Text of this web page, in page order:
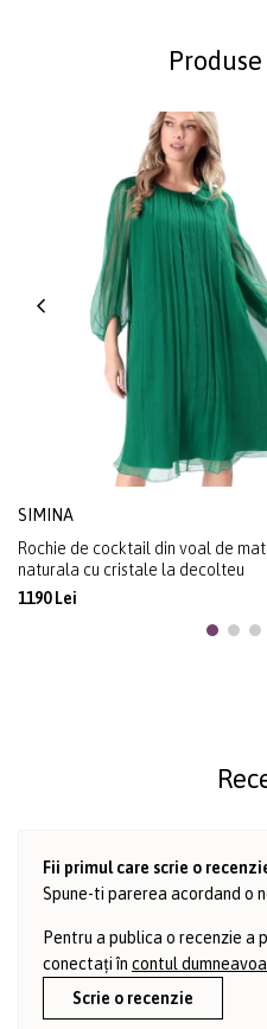
SIMINA
Rochie de cocktail din voal de
naturala cu cristale la decolteu
1190 Lei
Fii primul care scrie o
Spune-ti parerea acordand o
Pentru a publica o recenzie a
conectați în contul
Scrie o recenzie